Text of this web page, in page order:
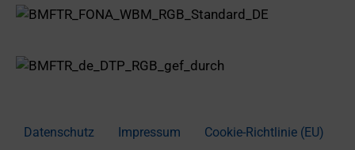
Datenschutz Impressum Cookie-Richtlinie (EU)